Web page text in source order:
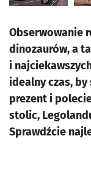
Obserwowanie
dinozaurów, a
i
idealny czas,
prezent i
stolic,
Sprawdźcie